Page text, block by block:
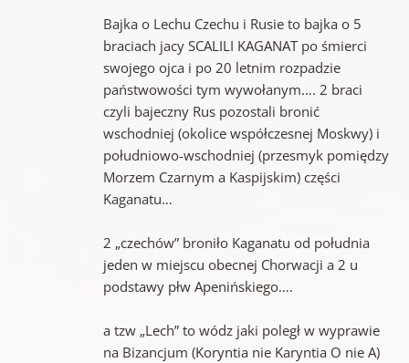
Bajka o Lechu Czechu i Rusie to bajka o 5
braciach jacy SCALILI KAGANAT po śmierci
swojego ojca i po 20 letnim rozpadzie
państwowości tym wywołanym…. 2 braci
czyli bajeczny Rus pozostali bronić
wschodniej (okolice współczesnej Moskwy) i
południowo-wschodniej (przesmyk pomiędzy
Morzem Czarnym a Kaspijskim) części
Kaganatu…
2 „czechów” broniło Kaganatu od południa
jeden w miejscu obecnej Chorwacji a 2 u
podstawy płw Apenińskiego….
a tzw „Lech” to wódz jaki poległ w wyprawie
na Bizancjum (Koryntia nie Karyntia O nie A)